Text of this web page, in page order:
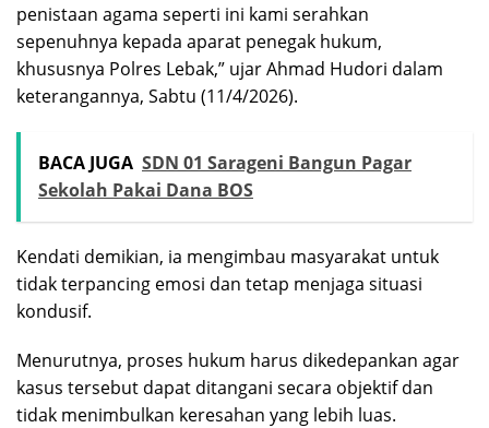
penistaan agama seperti ini kami serahkan
sepenuhnya kepada aparat penegak hukum,
khususnya Polres Lebak,” ujar Ahmad Hudori dalam
keterangannya, Sabtu (11/4/2026).
BACA JUGA SDN 01 Sarageni Bangun Pagar
Sekolah Pakai Dana BOS
Kendati demikian, ia mengimbau masyarakat untuk
tidak terpancing emosi dan tetap menjaga situasi
kondusif.
Menurutnya, proses hukum harus dikedepankan agar
kasus tersebut dapat ditangani secara objektif dan
tidak menimbulkan keresahan yang lebih luas.